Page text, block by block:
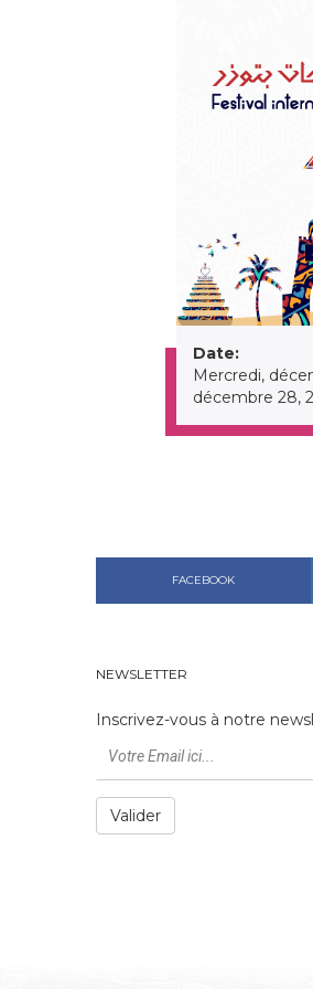
Date:
Mercredi,
décembre 28,
FACEBOOK
NEWSLETTER
Inscrivez-vous à notre
Valider